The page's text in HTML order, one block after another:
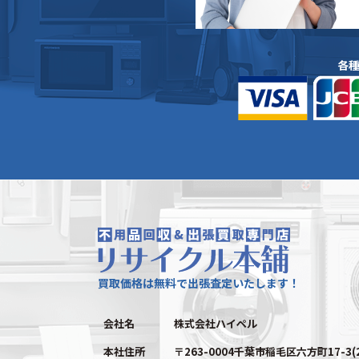
各
買取価格は無料で出張査定いたします！
会社名
株式会社ハイペル
本社住所
〒263-0004千葉市稲毛区六方町17-